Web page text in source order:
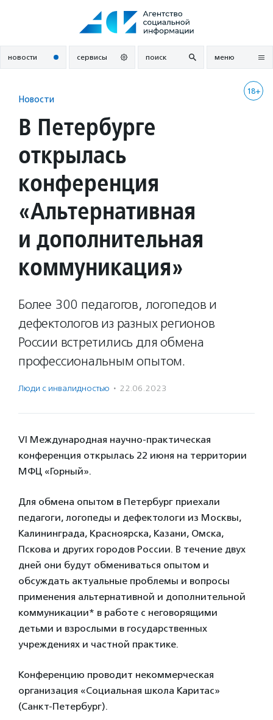
новости сервисы поиск меню
18+
Новости
В Петербурге
открылась
конференция
«Альтернативная
и дополнительная
коммуникация»
Более 300 педагогов, логопедов и
дефектологов из разных регионов
России встретились для обмена
профессиональным опытом.
Люди с инвалидностью · 22.06.2023
VI Международная научно-практическая
конференция открылась 22 июня на территории
МФЦ «Горный».
Для обмена опытом в Петербург приехали
педагоги, логопеды и дефектологи из Москвы,
Калининграда, Красноярска, Казани, Омска,
Пскова и других городов России. В течение двух
дней они будут обмениваться опытом и
обсуждать актуальные проблемы и вопросы
применения альтернативной и дополнительной
коммуникации* в работе с неговорящими
детьми и взрослыми в государственных
учреждениях и частной практике.
Конференцию проводит некоммерческая
организация «Социальная школа Каритас»
(Санкт-Петербург).